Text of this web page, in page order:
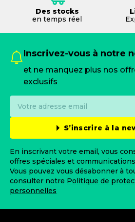
Des stocks
en temps réel
Inscrivez-vous à notre
et ne manquez plus nos
exclusifs
S’inscrire à la
En inscrivant votre email, vous
offres spéciales et communications
Vous pouvez vous désabonner à
consulter notre Politique de
personnelles